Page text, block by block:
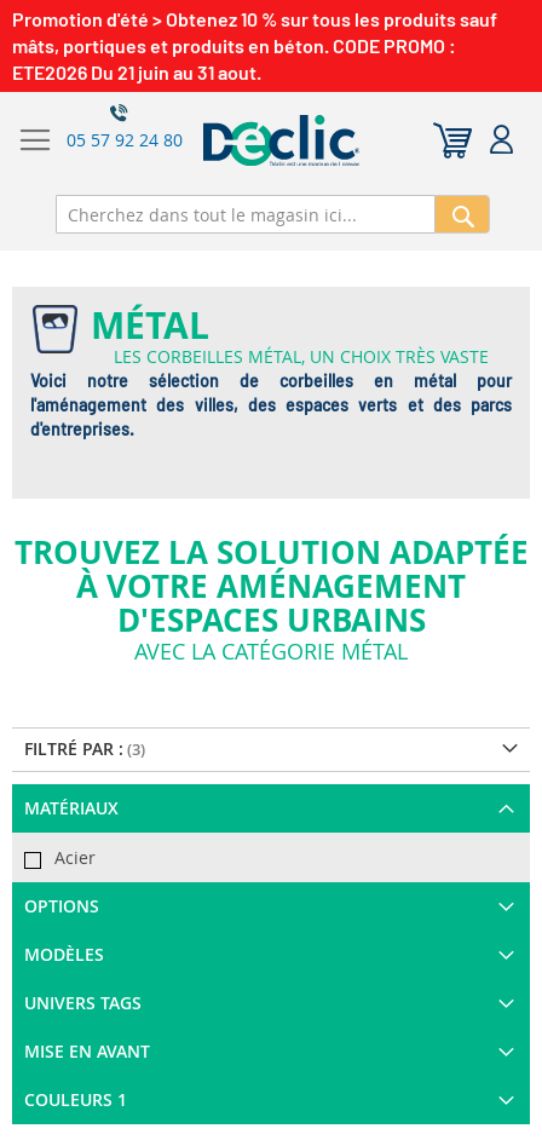
Promotion d'été > Obtenez 10 % sur tous les produits sauf
mâts, portiques et produits en béton. CODE PROMO :
ETE2026 Du 21 juin au 31 aout.
05 57 92 24 80
MÉTAL
LES CORBEILLES MÉTAL, UN CHOIX TRÈS VASTE
Voici notre sélection de corbeilles en métal pour
l'aménagement des villes, des espaces verts et des parcs
d'entreprises.
TROUVEZ LA SOLUTION ADAPTÉE
À VOTRE AMÉNAGEMENT
D'ESPACES URBAINS
AVEC LA CATÉGORIE MÉTAL
FILTRÉ PAR :
MATÉRIAUX
Acier
OPTIONS
MODÈLES
UNIVERS TAGS
MISE EN AVANT
COULEURS 1